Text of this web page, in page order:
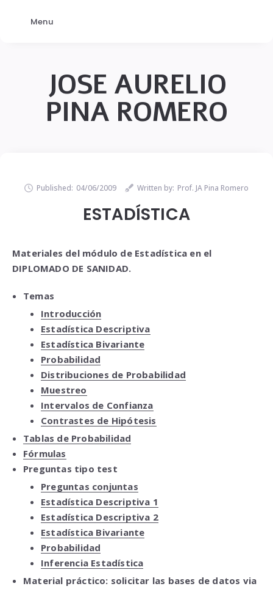
JOSE AURELIO
PINA ROMERO
Published: 04/06/2009 Written by: Prof. JA Pina Romero
ESTADÍSTICA
Materiales del módulo de Estadística en el
DIPLOMADO DE SANIDAD.
Temas
Introducción
Estadística Descriptiva
Estadística Bivariante
Probabilidad
Distribuciones de Probabilidad
Muestreo
Intervalos de Confianza
Contrastes de Hipótesis
Tablas de Probabilidad
Fórmulas
Preguntas tipo test
Preguntas conjuntas
Estadística Descriptiva 1
Estadística Descriptiva 2
Estadística Bivariante
Probabilidad
Inferencia Estadística
Material práctico: solicitar las bases de datos via
Menu